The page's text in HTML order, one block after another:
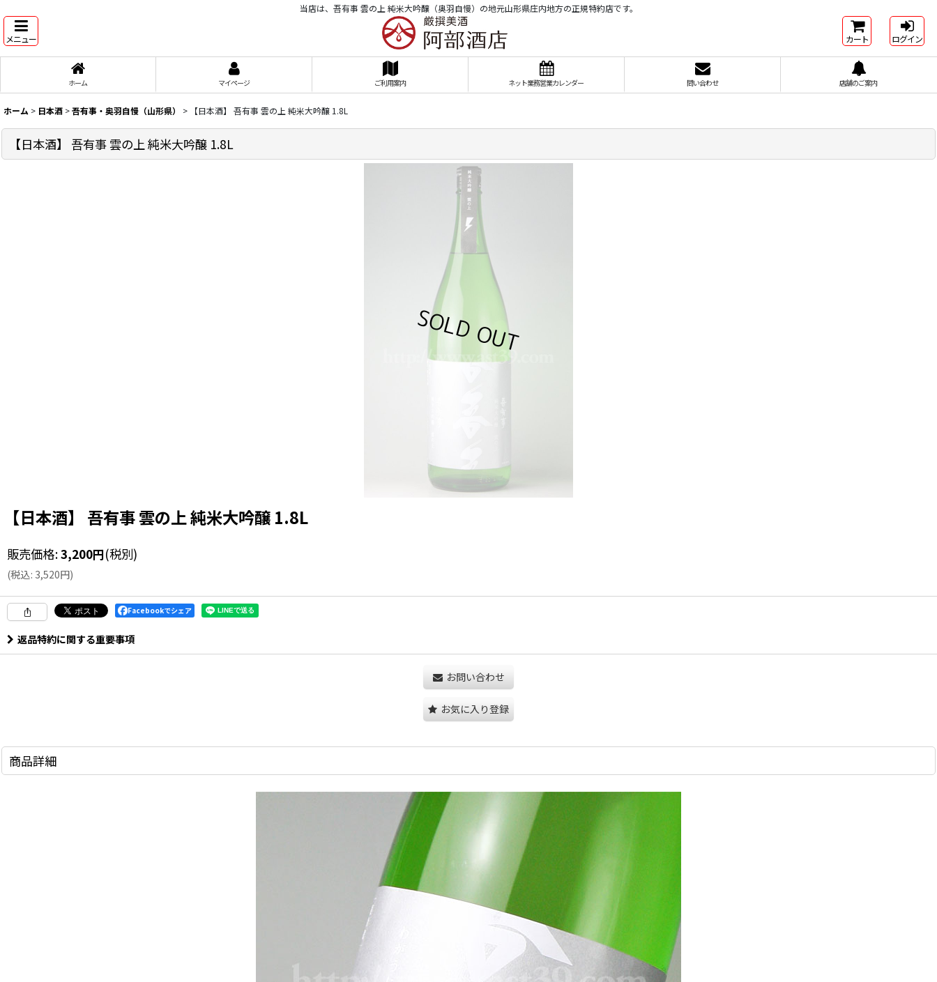
当店は、吾有事 雲の上 純米大吟醸（奥羽自慢）の地元山形県庄内地方の正規特約店です。
メニュー カート ログイン
ホーム マイページ ご利用案内 ネット業務営業カレンダー 問い合わせ 店舗のご案内
ホーム > 日本酒 >吾有事・奥羽自慢（山形県） > 【日本酒】 吾有事 雲の上 純米大吟醸 1.8L
【日本酒】 吾有事 雲の上 純米大吟醸 1.8L
【日本酒】 吾有事 雲の上 純米大吟醸 1.8L
販売価格:3,200円(税別)
(税込: 3,520円)
Facebookでシェア
返品特約に関する重要事項
お問い合わせ
お気に入り登録
商品詳細